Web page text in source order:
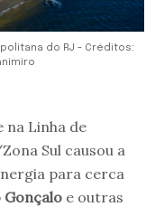
do RJ - Créditos:
Linha de
Sul causou a
para cerca
Gonçalo e outras